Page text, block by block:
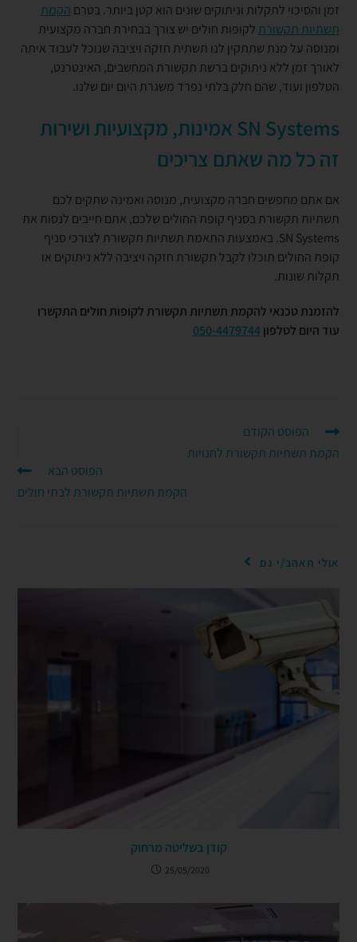
זמן והסיכוי לתקלות וניתוקים שונים הוא קטן ביותר. בטרם הקמת
תשתיות תקשורת לקופות חולים יש צורך בבחירת חברה מקצועית
ומנוסה על מנת שתתקין לנו תשתית חזקה ויציבה שנוכל לעבוד איתה
לאורך זמן ללא ניתוקים ברשת תקשורת המחשבים, האינטרנט,
הטלפון ועוד, שהם חלק בלתי נפרד משגרת היום יום שלנו.
SN Systems אמינות, מקצועיות ושירות
זה כל מה שאתם צריכים
אם אתם מחפשים חברה מקצועית, מנוסה ואמינה שתקים לכם
תשתיות תקשורת בסניף קופת החולים שלכם, אתם חייבים לנסות את
SN Systems. באמצעות התאמת תשתיות תקשורת לצורכי סניף
קופת החולים תוכלו לקבל תקשורת חזקה ויציבה ללא ניתוקים או
תקלות שונות.
להזמנת טכנאי להקמת תשתיות תקשורת לקופות חולים התקשרו
עוד היום לטלפון050-4479744
הפוסט הקודם
הקמת תשתיות תקשורת לחנויות
הפוסט הבא
הקמת תשתיות תקשורת לבתי חולים
אולי תאהב/י גם
קודן בשליטה מרחוק
25/05/2020